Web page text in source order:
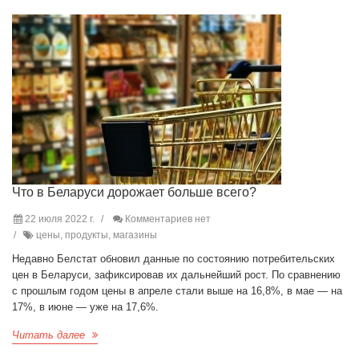
Что в Беларуси дорожает больше всего?
22 июля 2022 г.
Комментариев нет
цены, продукты, магазины
Недавно Белстат обновил данные по состоянию потребительских
цен в Беларуси, зафиксировав их дальнейший рост. По сравнению
с прошлым годом цены в апреле стали выше на 16,8%, в мае — на
17%, в июне — уже на 17,6%.
Читать далее